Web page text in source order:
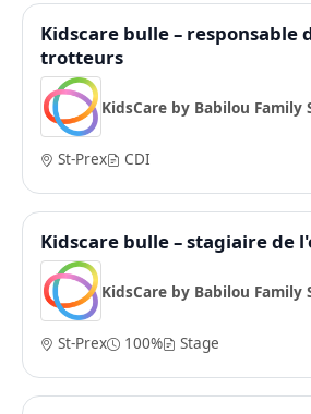
Kidscare bulle – responsable
trotteurs
KidsCare by Babilou Family
St-Prex CDI
Kidscare bulle – stagiaire de
KidsCare by Babilou Family
St-Prex 100% Stage